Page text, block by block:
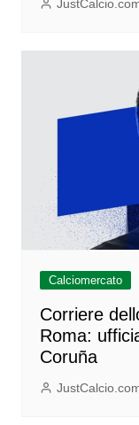
Calciomercato
Corriere
Roma:
Coruña